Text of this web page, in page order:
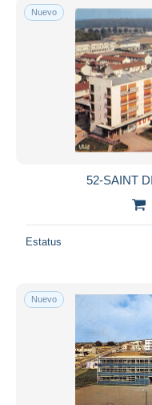
Nuevo
52-SAINT
Estatus
Nuevo